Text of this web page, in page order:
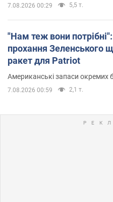
7.08.2026 00:29 5,5 т.
"Нам теж вони
прохання Зеленського
ракет для Patriot
Американські запаси окремих
7.08.2026 00:59 2,1 т.